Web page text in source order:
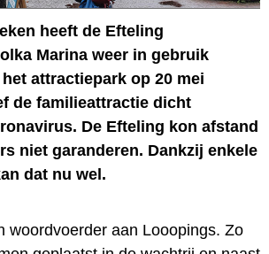
heeft de Efteling
Marina weer in gebruik
attractiepark op 20 mei
de familieattractie dicht
De Efteling kon afstand
niet garanderen. Dankzij enkele
dat nu wel.
woordvoerder aan Looopings. Zo